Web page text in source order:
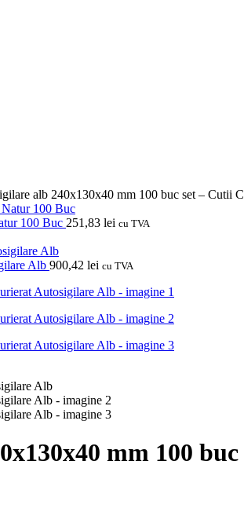
alb 240x130x40 mm 100 buc set – Cutii
100 Buc 251,83 lei cu TVA
Alb 900,42 lei cu TVA
mm 100